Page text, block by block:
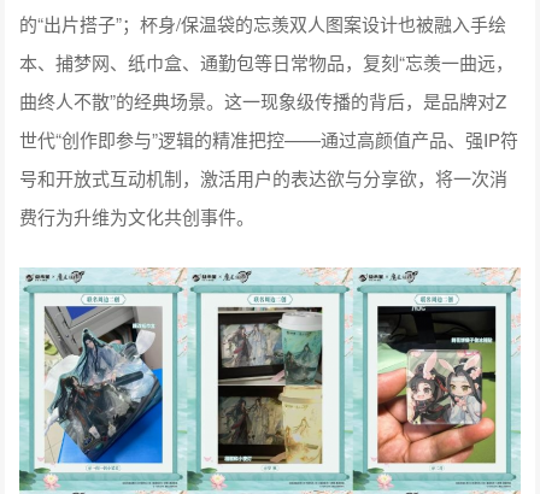
的“出片搭子”；杯身/保温袋的忘羡双人图案设计也被融入手绘
本、捕梦网、纸巾盒、通勤包等日常物品，复刻“忘羡一曲远，
曲终人不散”的经典场景。这一现象级传播的背后，是品牌对Z
世代“创作即参与”逻辑的精准把控——通过高颜值产品、强IP符
号和开放式互动机制，激活用户的表达欲与分享欲，将一次消
费行为升维为文化共创事件。